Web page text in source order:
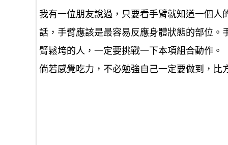
我有一位朋友說過，只要看手臂就知道一個
話，手臂應該是最容易反應身體狀態的部位
臂鬆垮的人，一定要挑戰一下本項組合動作。
倘若感覺吃力，不必勉強自己一定要做到，